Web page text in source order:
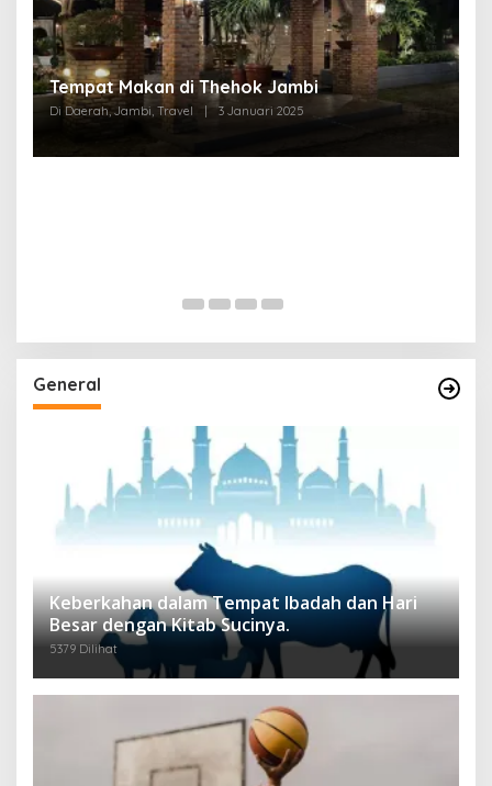
Tempat Makan di Thehok Jambi
Di Daerah, Jambi, Travel 3 Januari 2025
General
Keberkahan dalam Tempat Ibadah dan Hari
Besar dengan Kitab Sucinya.
5379 Dilihat